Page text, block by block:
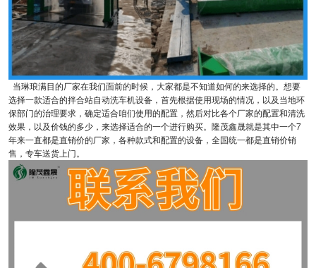
当琳琅满目的厂家在我们面前的时候，大家都是不知道如何的来选择的。想要
选择一款适合的拌合站自动洗车机设备，首先根据使用现场的情况，以及当地环
保部门的治理要求，确定适合咱们使用的配置，然后对比各个厂家的配置和清洗
效果，以及价钱的多少，来选择适合的一个进行购买。隆茂鑫晟就是其中一个7
年来一直都是直销价的厂家，各种款式和配置的设备，全国统一都是直销价销
售，专车送货上门。